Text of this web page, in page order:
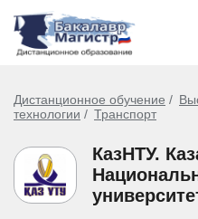
Дистанционное обучение
технологии
Транспорт
КазНТУ.